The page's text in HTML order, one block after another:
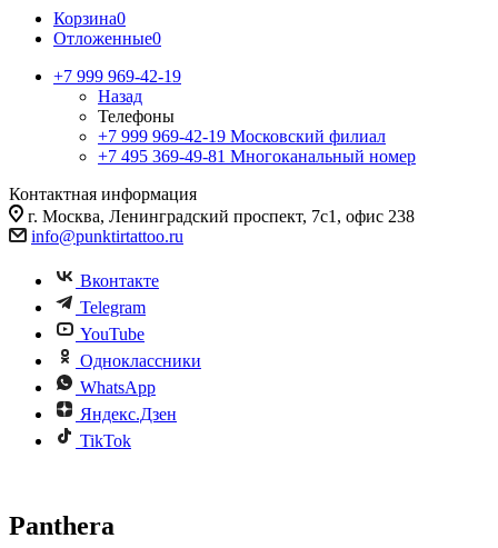
Корзина0
Отложенные0
+7 999 969-42-19
Назад
Телефоны
+7 999 969-42-19 Московский филиал
+7 495 369-49-81 Многоканальный номер
Контактная информация
г. Москва, Ленинградский проспект, 7с1, офис 238
info@punktirtattoo.ru
Вконтакте
Telegram
YouTube
Одноклассники
WhatsApp
Яндекс.Дзен
TikTok
Panthera